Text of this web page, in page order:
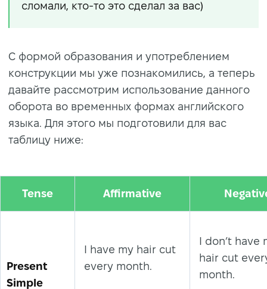
сломали, кто-то это сделал за вас)
С формой образования и употреблением
конструкции мы уже познакомились, а теперь
давайте рассмотрим использование данного
оборота во временных формах английского
языка. Для этого мы подготовили для вас
таблицу ниже:
Tense Affirmative
Present
Simple
I have my hair cut
every month.
I don’t have
hair cut
month.